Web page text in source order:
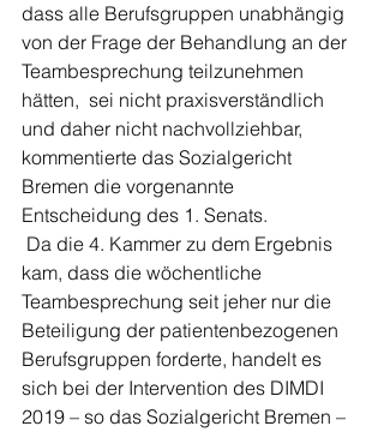
dass alle Berufsgruppen unabhängig
von der Frage der Behandlung an der
Teambesprechung teilzunehmen
hätten,  sei nicht praxisverständlich
und daher nicht nachvollziehbar,
kommentierte das Sozialgericht
Bremen die vorgenannte
Entscheidung des 1. Senats.
kam, dass die wöchentliche
Teambesprechung seit jeher nur die
Beteiligung der patientenbezogenen
Berufsgruppen forderte, handelt es
sich bei der Intervention des DIMDI
2019 – so das Sozialgericht Bremen –